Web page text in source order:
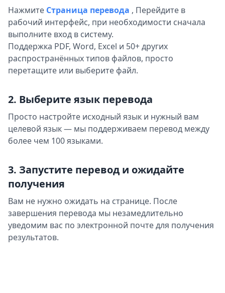
Нажмите Страница перевода , Перейдите в
рабочий интерфейс, при необходимости сначала
выполните вход в систему.
Поддержка PDF, Word, Excel и 50+ других
распространённых типов файлов, просто
перетащите или выберите файл.
2. Выберите язык перевода
Просто настройте исходный язык и нужный вам
целевой язык — мы поддерживаем перевод между
более чем 100 языками.
3. Запустите перевод и ожидайте
получения
Вам не нужно ожидать на странице. После
завершения перевода мы незамедлительно
уведомим вас по электронной почте для получения
результатов.